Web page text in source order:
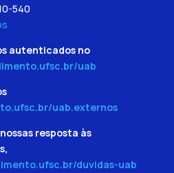
540
autenticados no
uab
uab.externos
resposta às
duvidas-uab